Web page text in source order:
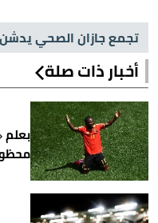
تجمع جازان الصحي
أخبار ذات صلة
بعلم